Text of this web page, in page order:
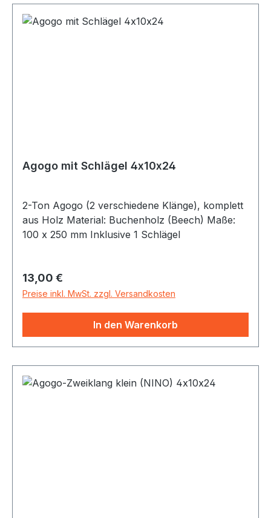
Agogo mit Schlägel 4x10x24
2-Ton Agogo (2 verschiedene Klänge), komplett
aus Holz Material: Buchenholz (Beech) Maße:
100 x 250 mm Inklusive 1 Schlägel
Regulärer Preis:
13,00 €
Preise inkl. MwSt. zzgl. Versandkosten
In den Warenkorb